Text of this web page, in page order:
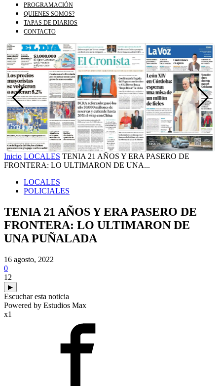
PROGRAMACIÓN
QUIENES SOMOS?
TAPAS DE DIARIOS
CONTACTO
Inicio LOCALES TENIA 21 AÑOS Y ERA PASERO DE
FRONTERA: LO ULTIMARON DE UNA...
LOCALES
POLICIALES
TENIA 21 AÑOS Y ERA PASERO DE
FRONTERA: LO ULTIMARON DE
UNA PUÑALADA
16 agosto, 2022
0
12
▶
Escuchar esta noticia
Powered by Estudios Max
x1